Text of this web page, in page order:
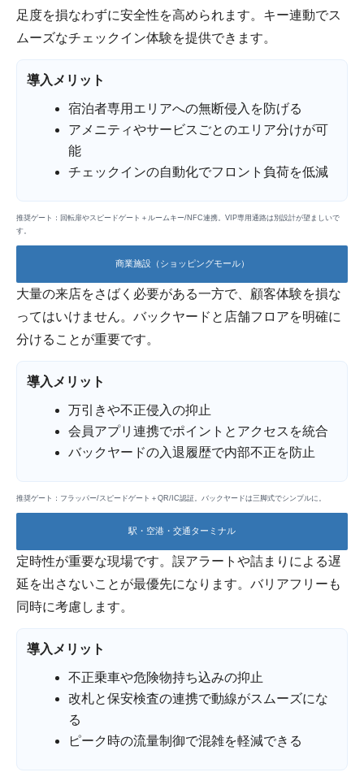
足度を損なわずに安全性を高められます。キー連動でス
ムーズなチェックイン体験を提供できます。
導入メリット
宿泊者専用エリアへの無断侵入を防げる
アメニティやサービスごとのエリア分けが可
能
チェックインの自動化でフロント負荷を低減
推奨ゲート：回転扉やスピードゲート＋ルームキー/NFC連携。VIP専用通路は別設計が望ましいで
す。
商業施設（ショッピングモール）
大量の来店をさばく必要がある一方で、顧客体験を損な
ってはいけません。バックヤードと店舗フロアを明確に
分けることが重要です。
導入メリット
万引きや不正侵入の抑止
会員アプリ連携でポイントとアクセスを統合
バックヤードの入退履歴で内部不正を防止
推奨ゲート：フラッパー/スピードゲート＋QR/IC認証。バックヤードは三脚式でシンプルに。
駅・空港・交通ターミナル
定時性が重要な現場です。誤アラートや詰まりによる遅
延を出さないことが最優先になります。バリアフリーも
同時に考慮します。
導入メリット
不正乗車や危険物持ち込みの抑止
改札と保安検査の連携で動線がスムーズにな
る
ピーク時の流量制御で混雑を軽減できる